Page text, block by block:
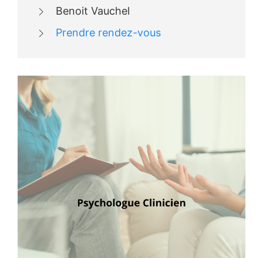
Benoit Vauchel
Prendre rendez-vous